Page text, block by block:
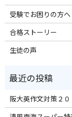
受験でお困りの方へ
合格ストーリー
生徒の声
阪大英作文対策２